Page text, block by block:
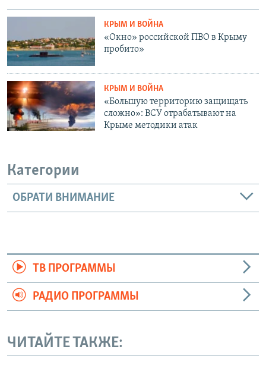
КРЫМ И ВОЙНА
«Окно» российской ПВО в Крыму
пробито»
КРЫМ И ВОЙНА
«Большую территорию защищать
сложно»: ВСУ отрабатывают на
Крыме методики атак
Категории
ОБРАТИ ВНИМАНИЕ
ТВ ПРОГРАММЫ
РАДИО ПРОГРАММЫ
ЧИТАЙТЕ ТАКЖЕ: